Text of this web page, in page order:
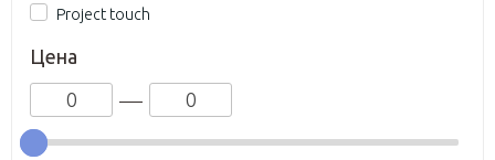
Project touch
Цена